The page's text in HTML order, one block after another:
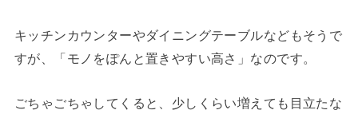
キッチンカウンターやダイニングテーブルなどもそうで
すが、「モノをぽんと置きやすい高さ」なのです。
ごちゃごちゃしてくると、少しくらい増えても目立たな